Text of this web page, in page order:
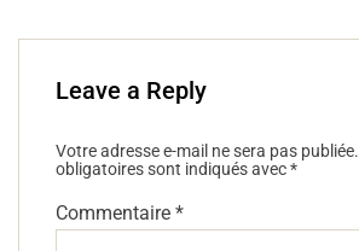
Leave a Reply
Votre adresse e-mail ne sera pas publiée.
obligatoires sont indiqués avec*
Commentaire *